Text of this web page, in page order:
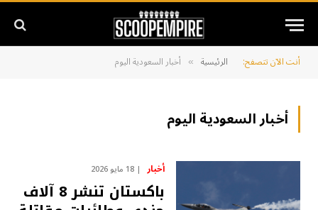
أنت الآن تتصفح: الرئيسية » أخبار السعودية اليوم
أخبار السعودية اليوم
أخبار 18 مايو 2026
باكستان تنشر 8 آلاف